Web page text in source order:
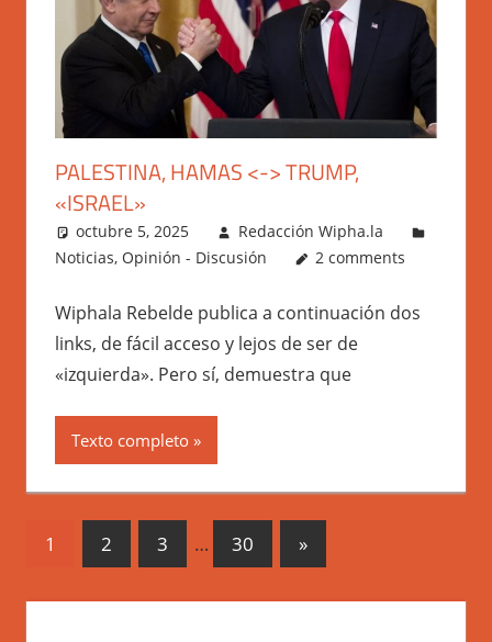
PALESTINA, HAMAS <-> TRUMP,
«ISRAEL»
octubre 5, 2025
Redacción Wipha.la
Noticias, Opinión - Discusión 2 comments
Wiphala Rebelde publica a continuación dos
links, de fácil acceso y lejos de ser de
«izquierda». Pero sí, demuestra que
Texto completo
Posts
1 2 3 … 30
Next
Posts
»